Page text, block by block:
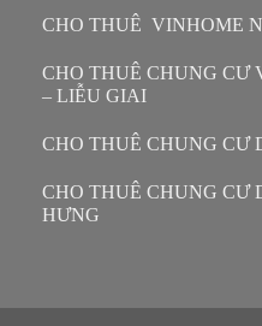
CHO THUÊ VINHOME
CHO THUÊ CHUNG CƯ
– LIỄU GIAI
CHO THUÊ CHUNG CƯ
CHO THUÊ CHUNG CƯ
HƯNG